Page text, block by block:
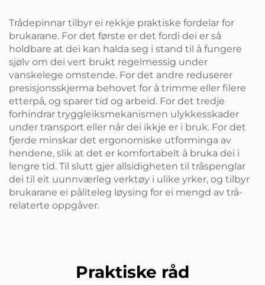
Trådepinnar tilbyr ei rekkje praktiske fordelar for
brukarane. For det første er det fordi dei er så
holdbare at dei kan halda seg i stand til å fungere
sjølv om dei vert brukt regelmessig under
vanskelege omstende. For det andre reduserer
presisjonsskjerma behovet for å trimme eller filere
etterpå, og sparer tid og arbeid. For det tredje
forhindrar tryggleiksmekanismen ulykkesskader
under transport eller når dei ikkje er i bruk. For det
fjerde minskar det ergonomiske utforminga av
hendene, slik at det er komfortabelt å bruka dei i
lengre tid. Til slutt gjer allsidigheten til tråspenglar
dei til eit uunnværleg verktøy i ulike yrker, og tilbyr
brukarane ei påliteleg løysing for ei mengd av trå-
relaterte oppgåver.
Praktiske råd